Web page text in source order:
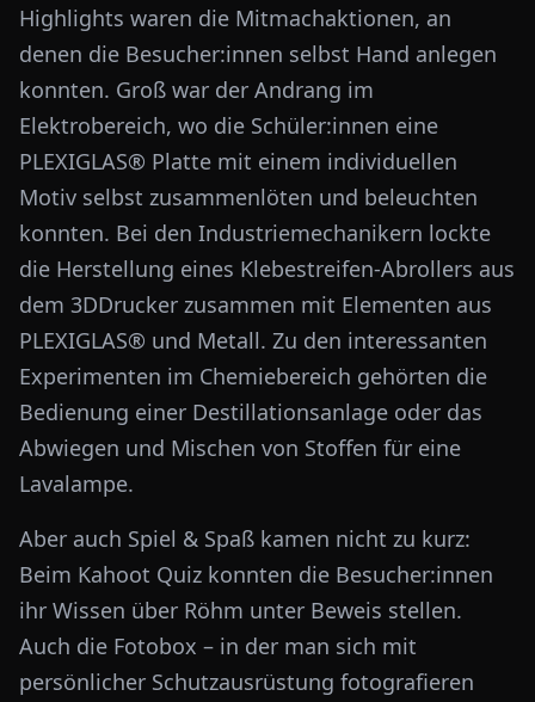
Highlights waren die Mitmachaktionen, an
denen die Besucher:innen selbst Hand anlegen
konnten. Groß war der Andrang im
Elektrobereich, wo die Schüler:innen eine
PLEXIGLAS® Platte mit einem individuellen
Motiv selbst zusammenlöten und beleuchten
konnten. Bei den Industriemechanikern lockte
die Herstellung eines Klebestreifen-Abrollers aus
dem 3DDrucker zusammen mit Elementen aus
PLEXIGLAS® und Metall. Zu den interessanten
Experimenten im Chemiebereich gehörten die
Bedienung einer Destillationsanlage oder das
Abwiegen und Mischen von Stoffen für eine
Lavalampe.
Aber auch Spiel & Spaß kamen nicht zu kurz:
Beim Kahoot Quiz konnten die Besucher:innen
ihr Wissen über Röhm unter Beweis stellen.
Auch die Fotobox – in der man sich mit
persönlicher Schutzausrüstung fotografieren